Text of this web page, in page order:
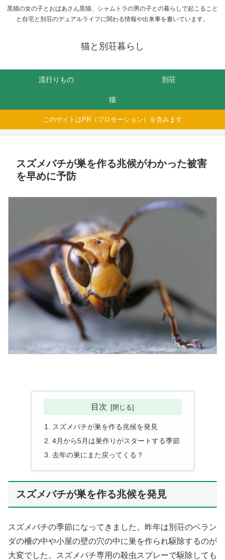
黒猫の女の子とおばあさん黒猫、シャムトラの男の子との暮らしで起こること
と自宅と別荘のデュアルライフに関わる情報や出来事を書いています。
猫と別荘暮らし
流行りもの 別荘
猫
このサイトはPR（プロモーション）を含みます
スズメバチが巣を作る兆候がわかった被害
を早めに予防
目次
スズメバチが巣を作る兆候を発見
4月から5月は巣作りがスタートする季節
去年の巣にまた戻ってくる？
スズメバチが巣を作る兆候を発見
スズメバチの季節になってきました。昨年は別荘のベラン
ダの柵の中や小屋の壁の穴の中に巣を作られ駆除するのが
大変でした。スズメバチ専用の殺虫スプレーで駆除しても